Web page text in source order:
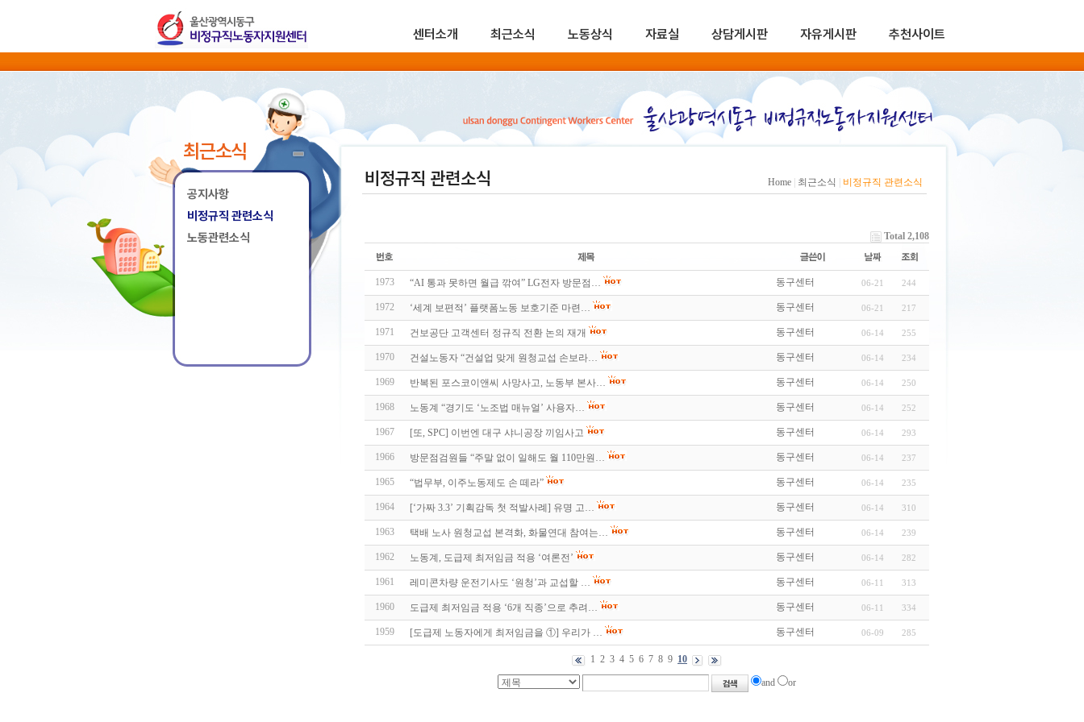
센터소개 최근소식 노동상식 자료실 상담게시판 자유게시판 추천사이트
최근소식
공지사항
비정규직 관련소식
노동관련소식
비정규직 관련소식 Home 최근소식 비정규직 관련소식
Total 2,108
1973 “AI 통과 못하면 월급 깎여” LG전자 방문점… 동구센터 06-21 244
1972 ‘세계 보편적’ 플랫폼노동 보호기준 마련… 동구센터 06-21 217
1971 건보공단 고객센터 정규직 전환 논의 재개 동구센터 06-14 255
1970 건설노동자 “건설업 맞게 원청교섭 손보라… 동구센터 06-14 234
1969 반복된 포스코이앤씨 사망사고, 노동부 본사… 동구센터 06-14 250
1968 노동계 “경기도 ‘노조법 매뉴얼’ 사용자… 동구센터 06-14 252
1967 [또, SPC] 이번엔 대구 샤니공장 끼임사고 동구센터 06-14 293
1966 방문점검원들 “주말 없이 일해도 월 110만원… 동구센터 06-14 237
1965 “법무부, 이주노동제도 손 떼라” 동구센터 06-14 235
1964 [‘가짜 3.3’ 기획감독 첫 적발사례] 유명 고… 동구센터 06-14 310
1963 택배 노사 원청교섭 본격화, 화물연대 참여는… 동구센터 06-14 239
1962 노동계, 도급제 최저임금 적용 ‘여론전’ 동구센터 06-14 282
1961 레미콘차량 운전기사도 ‘원청’과 교섭할 … 동구센터 06-11 313
1960 도급제 최저임금 적용 ‘6개 직종’으로 추려… 동구센터 06-11 334
1959 [도급제 노동자에게 최저임금을 ①] 우리가 … 동구센터 06-09 285
1 2 3 4 5 6 7 8 9 10
and or